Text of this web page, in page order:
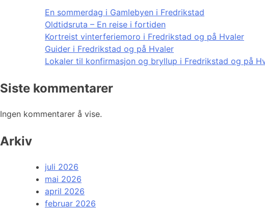
En sommerdag i Gamlebyen i Fredrikstad
Oldtidsruta – En reise i fortiden
Kortreist vinterferiemoro i Fredrikstad og på Hvaler
Guider i Fredrikstad og på Hvaler
Lokaler til konfirmasjon og bryllup i Fredrikstad og på
Siste kommentarer
Ingen kommentarer å vise.
Arkiv
juli 2026
mai 2026
april 2026
februar 2026